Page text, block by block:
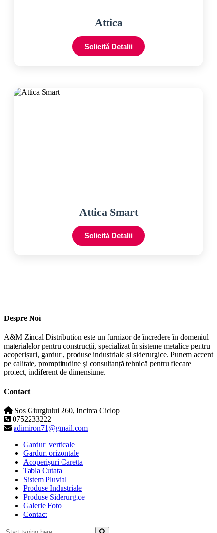
Attica
Solicită Detalii
Attica Smart
Solicită Detalii
Despre Noi
A&M Zincal Distribution este un furnizor de încredere în domeniul
materialelor pentru construcții, specializat în sisteme metalice pentru
acoperișuri, garduri, produse industriale și siderurgice. Punem accent
pe calitate, promptitudine și consultanță tehnică pentru fiecare
proiect, indiferent de dimensiune.
Contact
Sos Giurgiului 260, Incinta Ciclop
0752233222
adimiron71@gmail.com
Garduri verticale
Garduri orizontale
Acoperișuri Caretta
Tabla Cutata
Sistem Pluvial
Produse Industriale
Produse Siderurgice
Galerie Foto
Contact